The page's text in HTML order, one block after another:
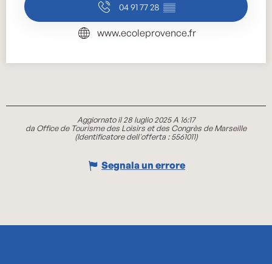
04 91 77 28 ▒▒
www.ecoleprovence.fr
Aggiornato il 28 luglio 2025 A 16:17
da Office de Tourisme des Loisirs et des Congrès de Marseille
(Identificatore dell'offerta :5561011)
Segnala un errore